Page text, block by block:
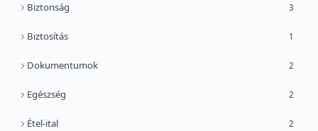
Biztonság 3
Biztosítás 1
Dokumentumok 2
Egészség 2
Étel-ital 2